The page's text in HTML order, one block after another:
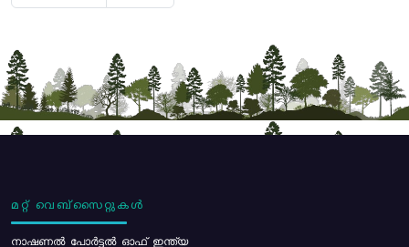
മറ്റ് വെബ്സൈറ്റുകൾ
നാഷണൽ പോർട്ടൽ ഓഫ് ഇന്ത്യ